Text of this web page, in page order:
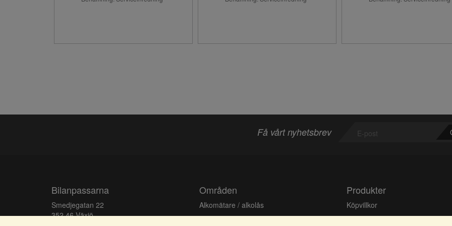
Få vårt nyhetsbrev
Bilanpassarna
Smedjegatan 22
352 46 Växjö
Områden
Alkomätare / alkolås
Produkter
Köpvillkor